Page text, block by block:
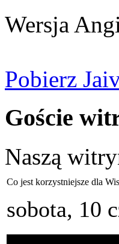
Wersja
Pobierz
Goście
Naszą
Co jest korzystniejsze dla
sobota, 10